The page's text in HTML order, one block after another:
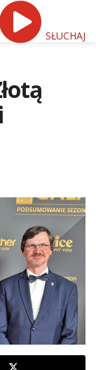
SŁUCHAJ